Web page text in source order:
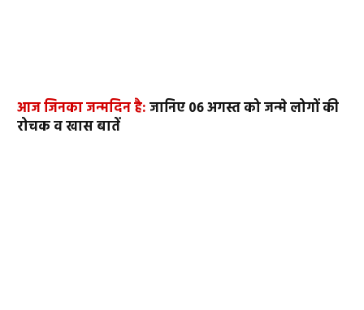
आज जिनका जन्मदिन है:जानिए 06 अगस्त को जन्मे लोगों की
रोचक व खास बातें